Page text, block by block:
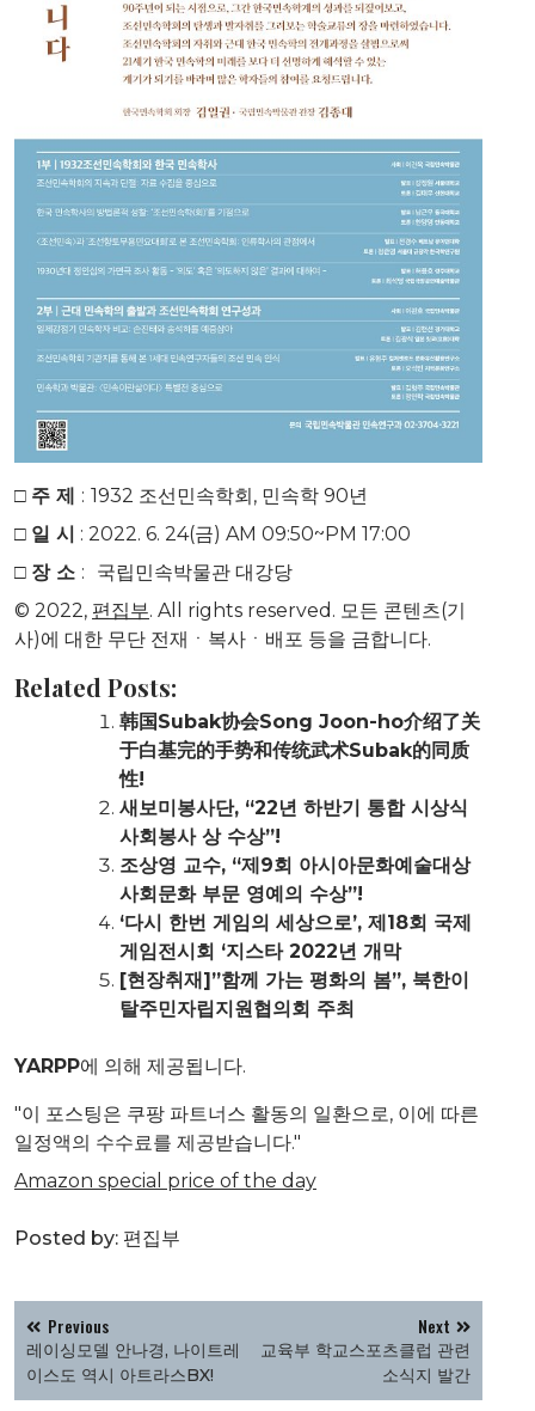
□ 주 제 : 1932 조선민속학회, 민속학 90년
□ 일 시 : 2022. 6. 24(금) AM 09:50~PM 17:00
□ 장 소 :
국립민속박물관 대강당
© 2022, 편집부. All rights reserved. 모든 콘텐츠(기
사)에 대한 무단 전재ㆍ복사ㆍ배포 등을 금합니다.
Related Posts:
韩国Subak协会Song Joon-ho介绍了关
于白基完的手势和传统武术Subak的同质
性!
새보미봉사단, “22년 하반기 통합 시상식
사회봉사 상 수상”!
조상영 교수, “제9회 아시아문화예술대상
사회문화 부문 영예의 수상”!
‘다시 한번 게임의 세상으로’, 제18회 국제
게임전시회 ‘지스타 2022년 개막
[현장취재]”함께 가는 평화의 봄”, 북한이
탈주민자립지원협의회 주최
YARPP에 의해 제공됩니다.
"이 포스팅은 쿠팡 파트너스 활동의 일환으로, 이에 따른
일정액의 수수료를 제공받습니다."
Amazon special price of the day
Posted by: 편집부
글
탐
색
Previous
레이싱모델 안나경, 나이트레
이스도 역시 아트라스BX!
Next
교육부 학교스포츠클럽 관련
소식지 발간